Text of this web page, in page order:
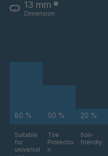
13 mm
Dimension
80 %
Suitable
for
universal
50 %
Tire
Protectio
n
20 %
Soil-
friendly